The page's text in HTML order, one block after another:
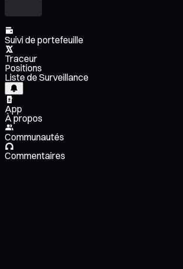
Suivi de portefeuille
Traceur
Positions
Liste de Surveillance
App
À propos
Communautés
Commentaires